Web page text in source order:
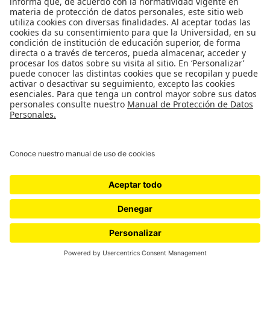
No disponible No disponible
Minjusticia.
vigentes sobre propiedad Intelectual, por lo tanto su utilización parcial o total,
reproducción, comunicación pública, transformación, distribución, alquiler,
préstamo público e importación, total o parcial, en todo o en parte, en
formato impreso o digital y en cualquier formato conocido o por conocer, se
encuentran prohibidos, y solo serán lícitos en la medida en que se cuente con